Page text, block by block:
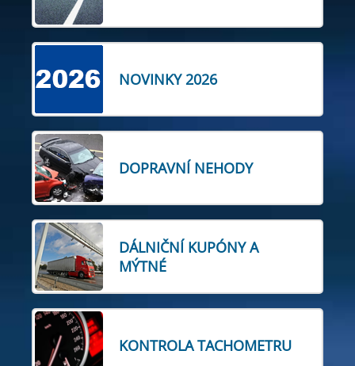
NOVINKY 2026
DOPRAVNÍ NEHODY
DÁLNIČNÍ KUPÓNY A
MÝTNÉ
KONTROLA TACHOMETRU